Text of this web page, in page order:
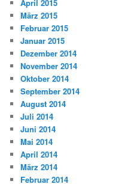
April 2015
März 2015
Februar 2015
Januar 2015
Dezember 2014
November 2014
Oktober 2014
September 2014
August 2014
Juli 2014
Juni 2014
Mai 2014
April 2014
März 2014
Februar 2014